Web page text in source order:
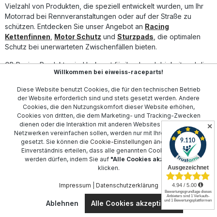
zertifizierter Kupplung Protektor für höchsten
Sicherheitsstandard 60% glasfaserverstärkter Nylon-
Verbundstoff für maximale Stabilität Einfache und schnelle
Montage dank verschraubtem System Schützt
Kupplungsdeckel effektiv bei Sturz oder Aufprall Entwickelt
mit Rennsport-Teams für höchste Performance
Montageschrauben
Vielzahl von Produkten, die speziell entwickelt wurden, um Ihr
Motorrad bei Rennveranstaltungen oder auf der Straße zu
schützen. Entdecken Sie unser Angebot an Racing
Kettenfinnen Motor Schutz und Sturzpads , die optimalen
Schutz bei unerwarteten Zwischenfällen bieten.
GB Racing Produkte sind bekannt für ihre Langlebigkeit und die
hohe Qualität der verwendeten Materialien. Der
ebenfalls zu unserem Portfolio und sind unverzichtbare
Zubehörteile, die helfen, teure Reparaturen zu vermeiden.
Zusätzlich bieten wirStänderaufnahmen,Achsprotektoren
undKamerahalterungen an, die einfach zu installieren sind
und das Gesamtpaket abrunden. Investieren Sie in die
Performance und Sicherheit Ihres Motorrads mit GB Racing
Zubehör, das von professionellen Motorsportlern und
Willkommen bei eiweiss-raceparts!
Diese Website benutzt Cookies, die für den technischen Betrieb
der Website erforderlich sind und stets gesetzt werden. Andere
Cookies, die den Nutzungskomfort dieser Website erhöhen,
Cookies von dritten, die dem Marketing- und Tracking-Zwecken
dienen oder die Interaktion mit anderen Websites und sozialen
Netzwerken vereinfachen sollen, werden nur mit Ihrer Zustimmung
gesetzt. Sie können die Cookie-Einstellungen ändern oder Ihr
Einverständnis erteilen, dass alle genannten Cookies gesetzt
werden dürfen, indem Sie auf "Alle Cookies akzeptieren"
klicken.
Impressum Datenschutzerklärung
Ablehnen Alle Cookies akzeptieren
✕